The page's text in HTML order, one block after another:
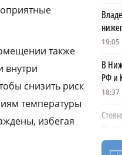
также
внутри
снизить риск
температуры
избегая
19:05
В
РФ и
18:37
18:37